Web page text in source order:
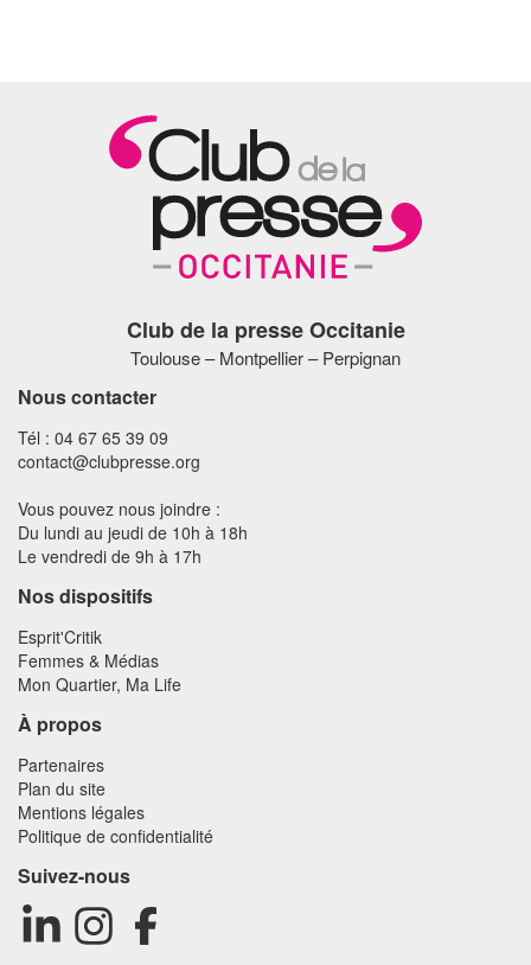
Club de la presse Occitanie
Toulouse – Montpellier – Perpignan
Nous contacter
Tél : 04 67 65 39 09
contact@clubpresse.org
Vous pouvez nous joindre :
Du lundi au jeudi de 10h à 18h
Le vendredi de 9h à 17h
Nos dispositifs
Esprit'Critik
Femmes & Médias
Mon Quartier, Ma Life
À propos
Partenaires
Plan du site
Mentions légales
Politique de confidentialité
Suivez-nous